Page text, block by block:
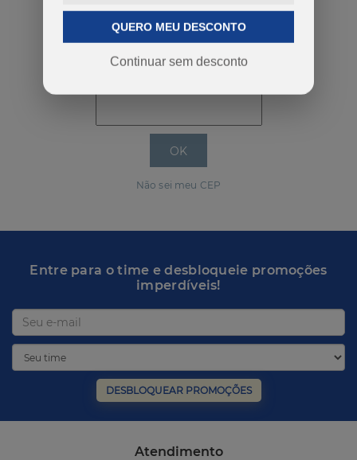
QUERO MEU DESCONTO
Continuar sem desconto
COMPRAR
Não sei meu CEP
Entre para o time e desbloqueie promoções
imperdíveis!
DESBLOQUEAR PROMOÇÕES
Atendimento